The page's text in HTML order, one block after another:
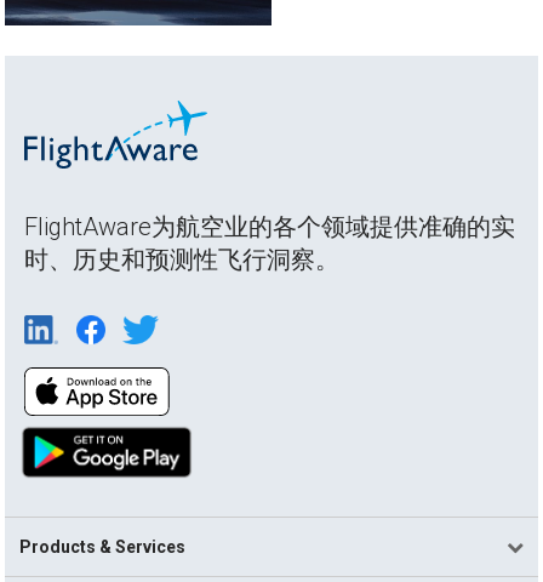
FlightAware为航空业的各个领域提供准确的实
时、历史和预测性飞行洞察。
Products & Services